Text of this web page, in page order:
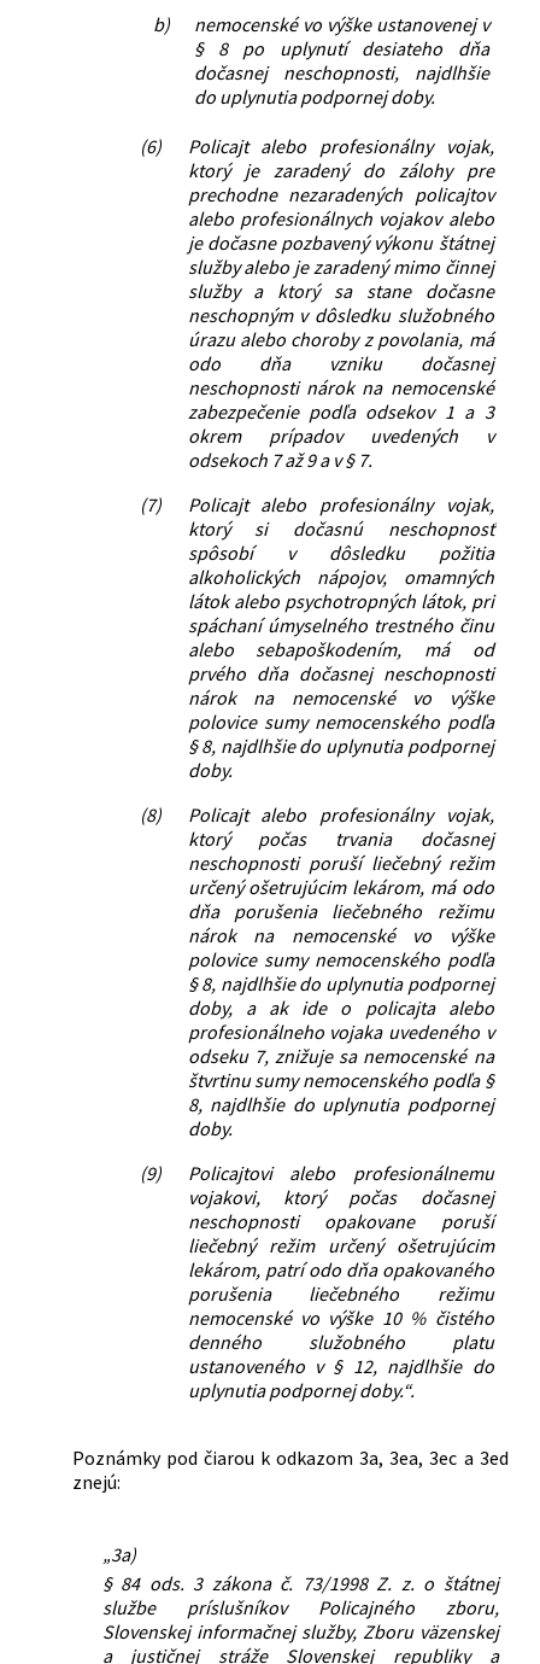
b)
nemocenské vo výške ustanovenej v
§ 8 po uplynutí desiateho dňa
dočasnej neschopnosti, najdlhšie
do uplynutia podpornej doby.
(6)
Policajt alebo profesionálny vojak,
ktorý je zaradený do zálohy pre
prechodne nezaradených policajtov
alebo profesionálnych vojakov alebo
je dočasne pozbavený výkonu štátnej
služby alebo je zaradený mimo činnej
služby a ktorý sa stane dočasne
neschopným v dôsledku služobného
úrazu alebo choroby z povolania, má
odo dňa vzniku dočasnej
neschopnosti nárok na nemocenské
zabezpečenie podľa odsekov 1 a 3
okrem prípadov uvedených v
odsekoch 7 až 9 a v § 7.
(7)
Policajt alebo profesionálny vojak,
ktorý si dočasnú neschopnosť
spôsobí v dôsledku požitia
alkoholických nápojov, omamných
látok alebo psychotropných látok, pri
spáchaní úmyselného trestného činu
alebo sebapoškodením, má od
prvého dňa dočasnej neschopnosti
nárok na nemocenské vo výške
polovice sumy nemocenského podľa
§ 8, najdlhšie do uplynutia podpornej
doby.
(8)
Policajt alebo profesionálny vojak,
ktorý počas trvania dočasnej
neschopnosti poruší liečebný režim
určený ošetrujúcim lekárom, má odo
dňa porušenia liečebného režimu
nárok na nemocenské vo výške
polovice sumy nemocenského podľa
§ 8, najdlhšie do uplynutia podpornej
doby, a ak ide o policajta alebo
profesionálneho vojaka uvedeného v
odseku 7, znižuje sa nemocenské na
štvrtinu sumy nemocenského podľa §
8, najdlhšie do uplynutia podpornej
doby.
(9)
Policajtovi alebo profesionálnemu
vojakovi, ktorý počas dočasnej
neschopnosti opakovane poruší
liečebný režim určený ošetrujúcim
lekárom, patrí odo dňa opakovaného
porušenia liečebného režimu
nemocenské vo výške 10 % čistého
denného služobného platu
ustanoveného v § 12, najdlhšie do
uplynutia podpornej doby.“.
Poznámky pod čiarou k odkazom 3a, 3ea, 3ec a 3ed
znejú:
„3a)
§ 84 ods. 3 zákona č. 73/1998 Z. z. o štátnej
službe príslušníkov Policajného zboru,
Slovenskej informačnej služby, Zboru väzenskej
a justičnej stráže Slovenskej republiky a